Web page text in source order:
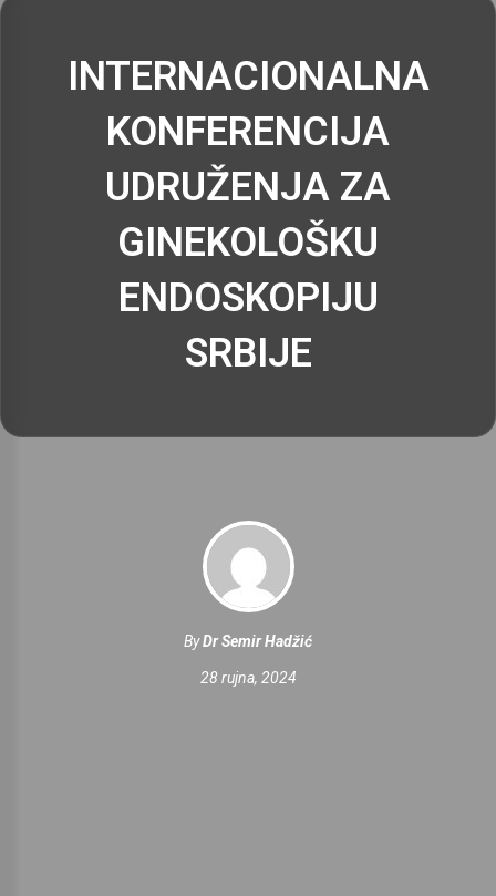
INTERNACIONALNA
KONFERENCIJA
UDRUŽENJA ZA
GINEKOLOŠKU
ENDOSKOPIJU
SRBIJE
ByDr Semir Hadžić
28 rujna, 2024